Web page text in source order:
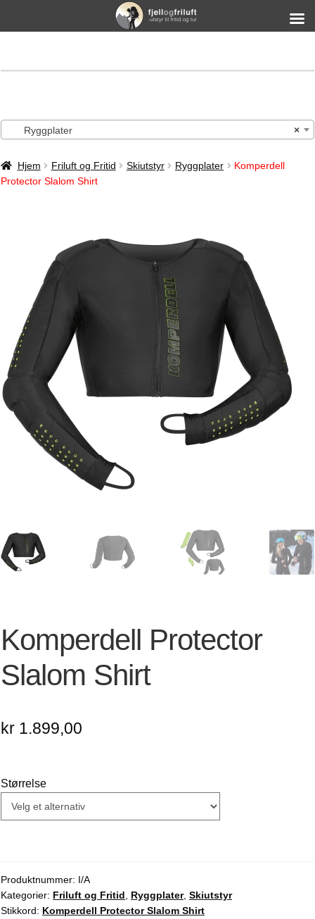
×
Ryggplater
Hjem Friluft og Fritid Skiutstyr Ryggplater
Komperdell
Protector Slalom Shirt
Komperdell Protector
Slalom Shirt
kr 1.899,00
Størrelse
Produktnummer: I/A
Kategorier: Friluft og Fritid Ryggplater, Skiutstyr
Stikkord: Komperdell Protector Slalom Shirt